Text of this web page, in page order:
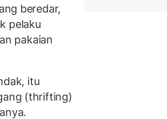
beredar,
pelaku
pakaian
itu
(thrifting)